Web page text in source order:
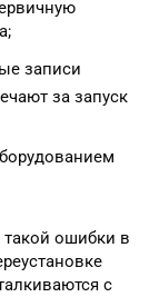
записи
за запуск
такой ошибки в
с